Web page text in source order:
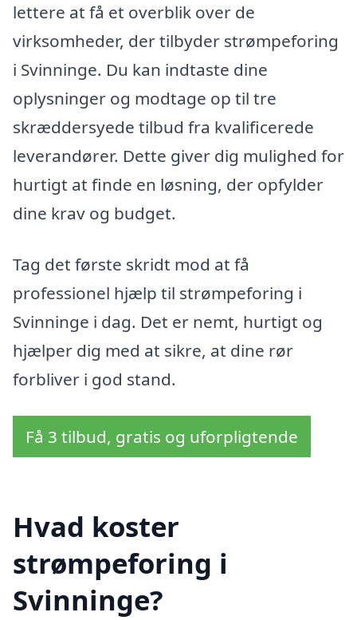
lettere at få et overblik over de
virksomheder, der tilbyder strømpeforing
i Svinninge. Du kan indtaste dine
oplysninger og modtage op til tre
skræddersyede tilbud fra kvalificerede
leverandører. Dette giver dig mulighed for
hurtigt at finde en løsning, der opfylder
dine krav og budget.
Tag det første skridt mod at få
professionel hjælp til strømpeforing i
Svinninge i dag. Det er nemt, hurtigt og
hjælper dig med at sikre, at dine rør
forbliver i god stand.
Få 3 tilbud, gratis og uforpligtende
Hvad koster
strømpeforing i
Svinninge?